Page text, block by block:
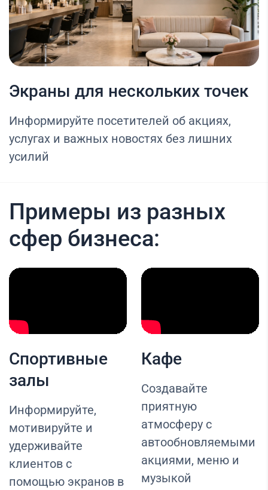
Экраны для нескольких точек
Информируйте посетителей об акциях,
услугах и важных новостях без лишних
усилий
Примеры из разных
сфер бизнеса:
Спортивные
залы
Информируйте,
мотивируйте и
удерживайте
клиентов с
помощью экранов в
Кафе
Создавайте
приятную
атмосферу с
автообновляемыми
акциями, меню и
музыкой